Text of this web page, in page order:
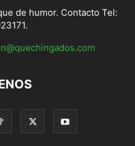
de humor. Contacto Tel: